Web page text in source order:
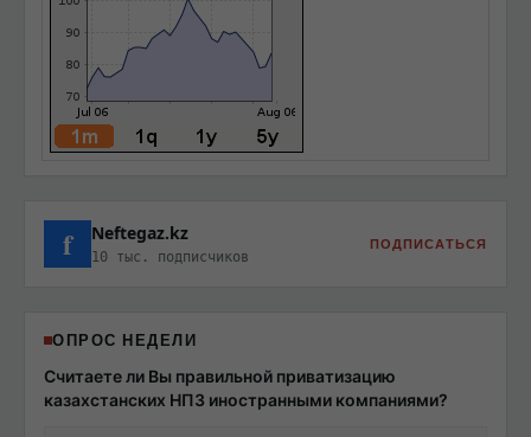
f Neftegaz.kz
10 тыс. подписчиков
ПОДПИСАТЬСЯ
ОПРОС НЕДЕЛИ
Считаете ли Вы правильной приватизацию
казахстанских НПЗ иностранными компаниями?